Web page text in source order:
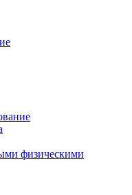
лет
физическими